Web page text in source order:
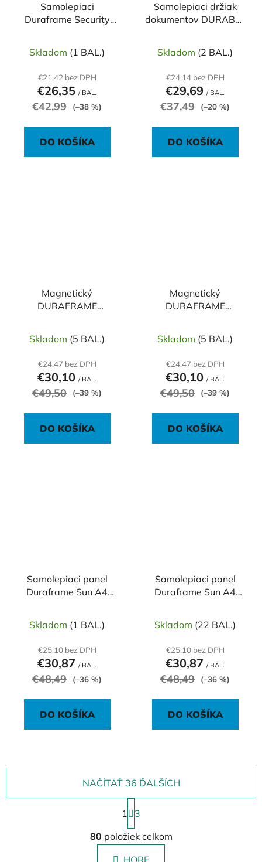
Samolepiaci
Duraframe Security
Skladom (1 BAL.)
€21,42 bez DPH
€26,35 / BAL.
€42,99 (–38 %)
DO KOŠÍKA
Samolepiaci držiak
dokumentov DURABLE
Skladom (2 BAL.)
€24,14 bez DPH
€29,69 / BAL.
€37,49 (–20 %)
DO KOŠÍKA
Magnetický
DURAFRAME
Skladom (5 BAL.)
€24,47 bez DPH
€30,10 / BAL.
€49,50 (–39 %)
DO KOŠÍKA
Magnetický
DURAFRAME
Skladom (5 BAL.)
€24,47 bez DPH
€30,10 / BAL.
€49,50 (–39 %)
DO KOŠÍKA
Samolepiaci panel
Duraframe Sun A4
Skladom (1 BAL.)
€25,10 bez DPH
€30,87 / BAL.
€48,49 (–36 %)
DO KOŠÍKA
Samolepiaci panel
Duraframe Sun A4
Skladom (22 BAL.)
€25,10 bez DPH
€30,87 / BAL.
€48,49 (–36 %)
DO KOŠÍKA
O
v
l
NAČÍTAŤ 36 ĎALŠÍCH
S
t
r
á
n
k
1
3
80 položiek celkom